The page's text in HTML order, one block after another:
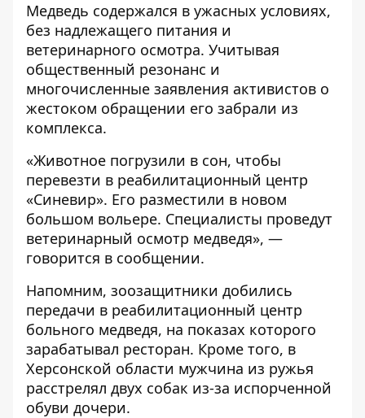
Медведь содержался в ужасных условиях,
без надлежащего питания и
ветеринарного осмотра. Учитывая
общественный резонанс и
многочисленные заявления активистов о
жестоком обращении его забрали из
комплекса.
«Животное погрузили в сон, чтобы
перевезти в реабилитационный центр
«Синевир». Его разместили в новом
большом вольере. Специалисты проведут
ветеринарный осмотр медведя», —
говорится в сообщении.
Напомним, зоозащитники добились
передачи в реабилитационный центр
больного медведя, на показах которого
зарабатывал ресторан. Кроме того, в
Херсонской области мужчина из ружья
расстрелял двух собак из-за испорченной
обуви дочери.